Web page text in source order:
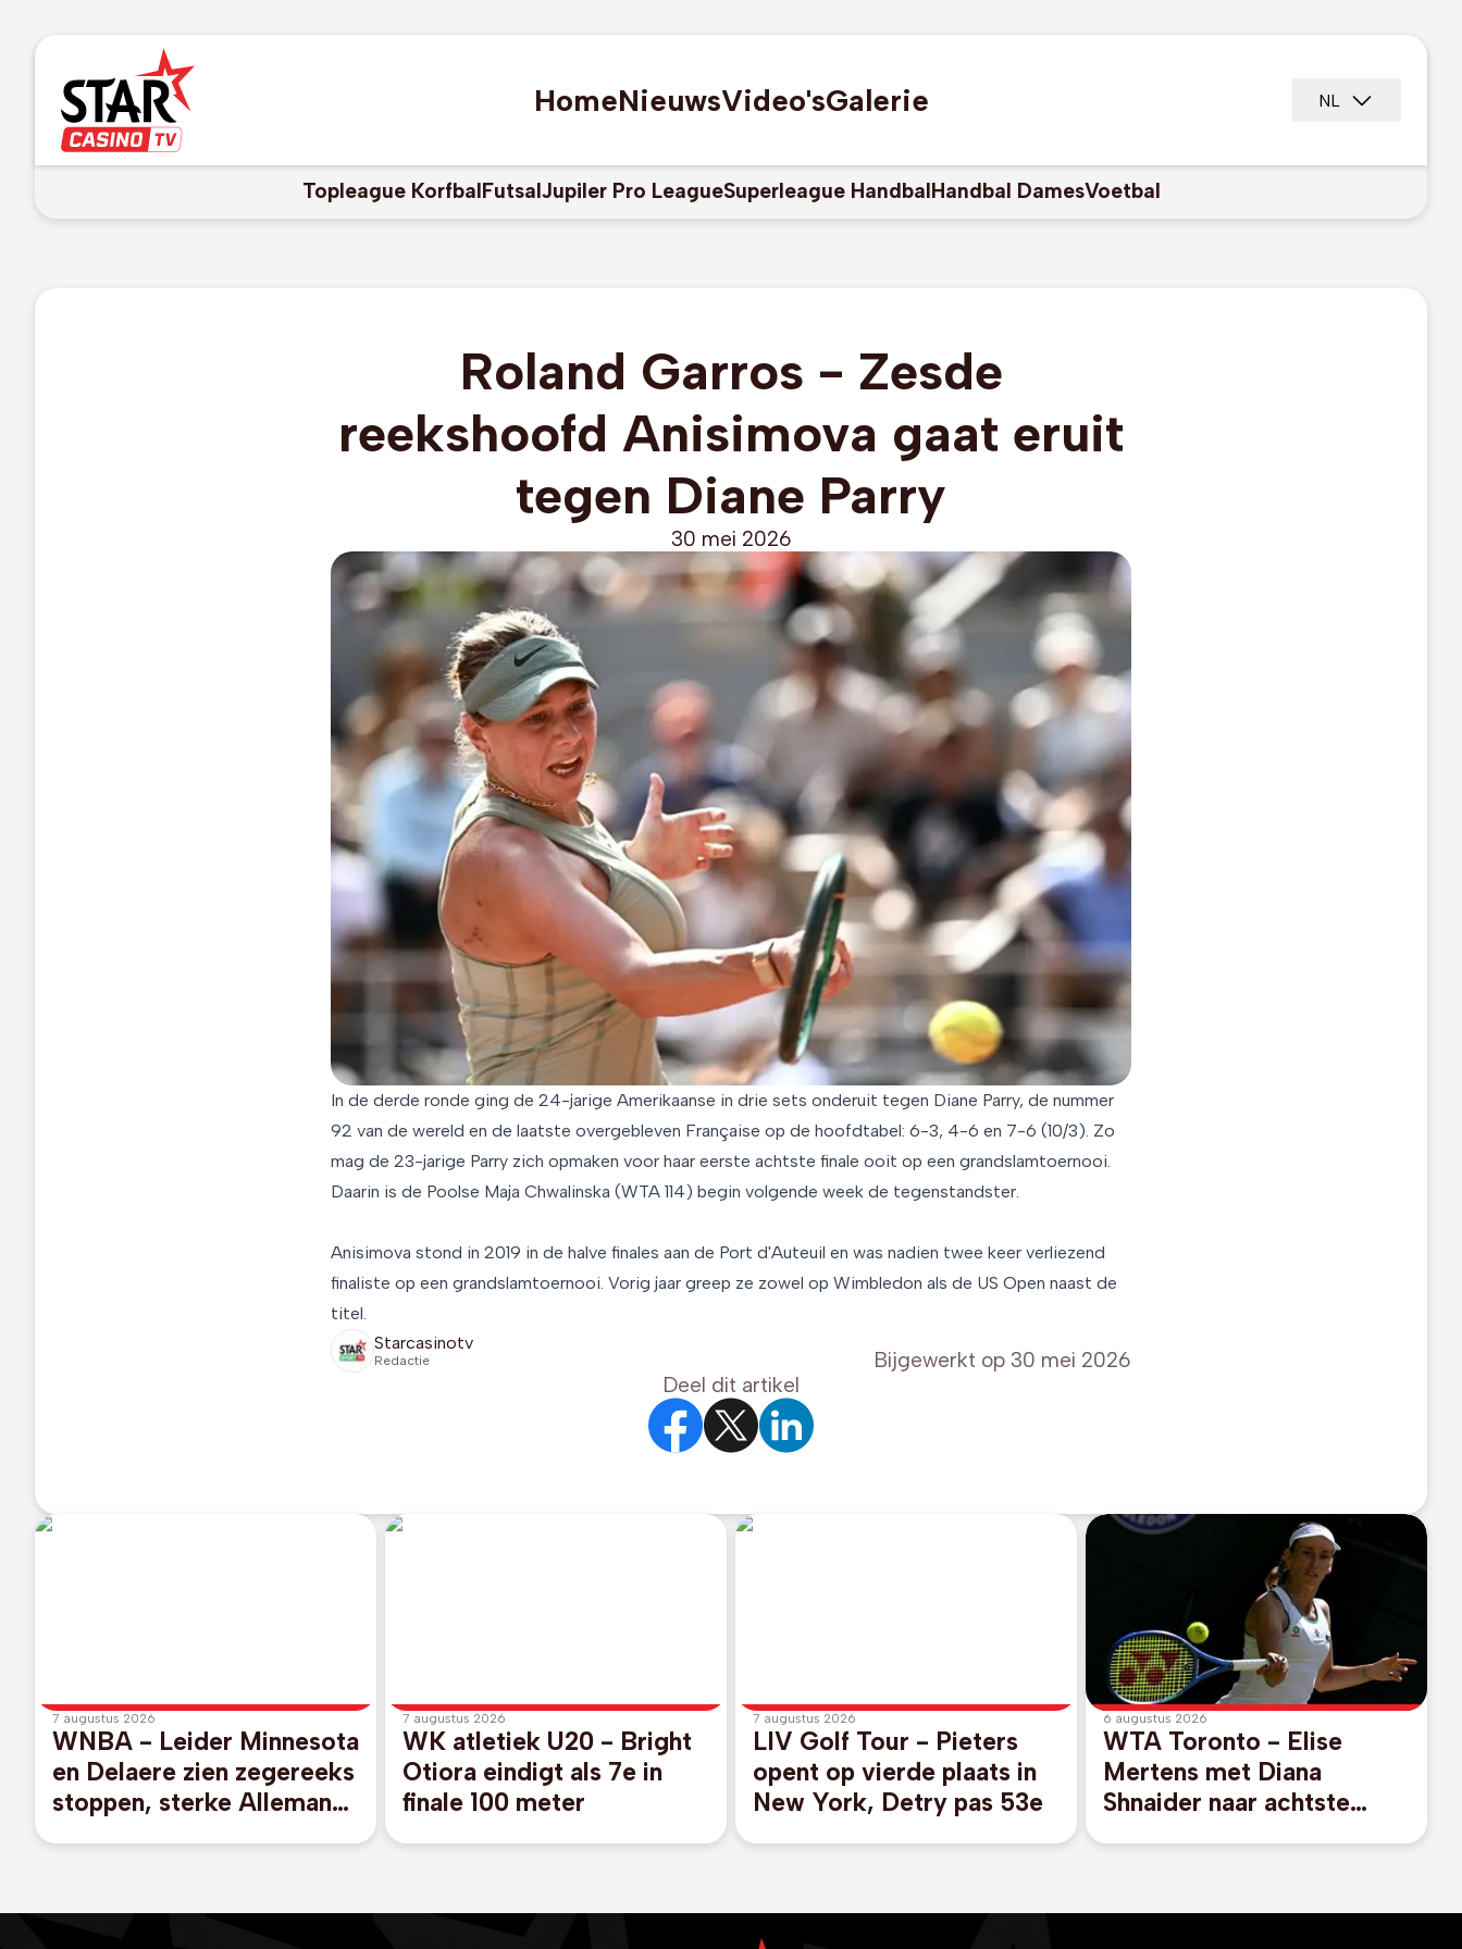
HomeNieuwsVideo'sGalerie NL
Topleague KorfbalFutsalJupiler Pro LeagueSuperleague HandbalHandbal DamesVoetbal
Roland Garros - Zesde
reekshoofd Anisimova gaat eruit
tegen Diane Parry
30 mei 2026
In de derde ronde ging de 24-jarige Amerikaanse in drie sets onderuit tegen Diane Parry, de nummer
92 van de wereld en de laatste overgebleven Française op de hoofdtabel: 6-3, 4-6 en 7-6 (10/3). Zo
mag de 23-jarige Parry zich opmaken voor haar eerste achtste finale ooit op een grandslamtoernooi.
Daarin is de Poolse Maja Chwalinska (WTA 114) begin volgende week de tegenstandster.
Anisimova stond in 2019 in de halve finales aan de Port d'Auteuil en was nadien twee keer verliezend
finaliste op een grandslamtoernooi. Vorig jaar greep ze zowel op Wimbledon als de US Open naast de
titel.
Starcasinotv
Redactie Bijgewerkt op 30 mei 2026
Deel dit artikel
7 augustus 2026
WNBA - Leider Minnesota
en Delaere zien zegereeks
stoppen, sterke Allemand
7 augustus 2026
WK atletiek U20 - Bright
Otiora eindigt als 7e in
finale 100 meter
7 augustus 2026
LIV Golf Tour - Pieters
opent op vierde plaats in
New York, Detry pas 53e
6 augustus 2026
WTA Toronto - Elise
Mertens met Diana
Shnaider naar achtste